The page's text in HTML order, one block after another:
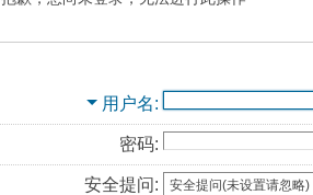
用户名
密码:
安全提问: